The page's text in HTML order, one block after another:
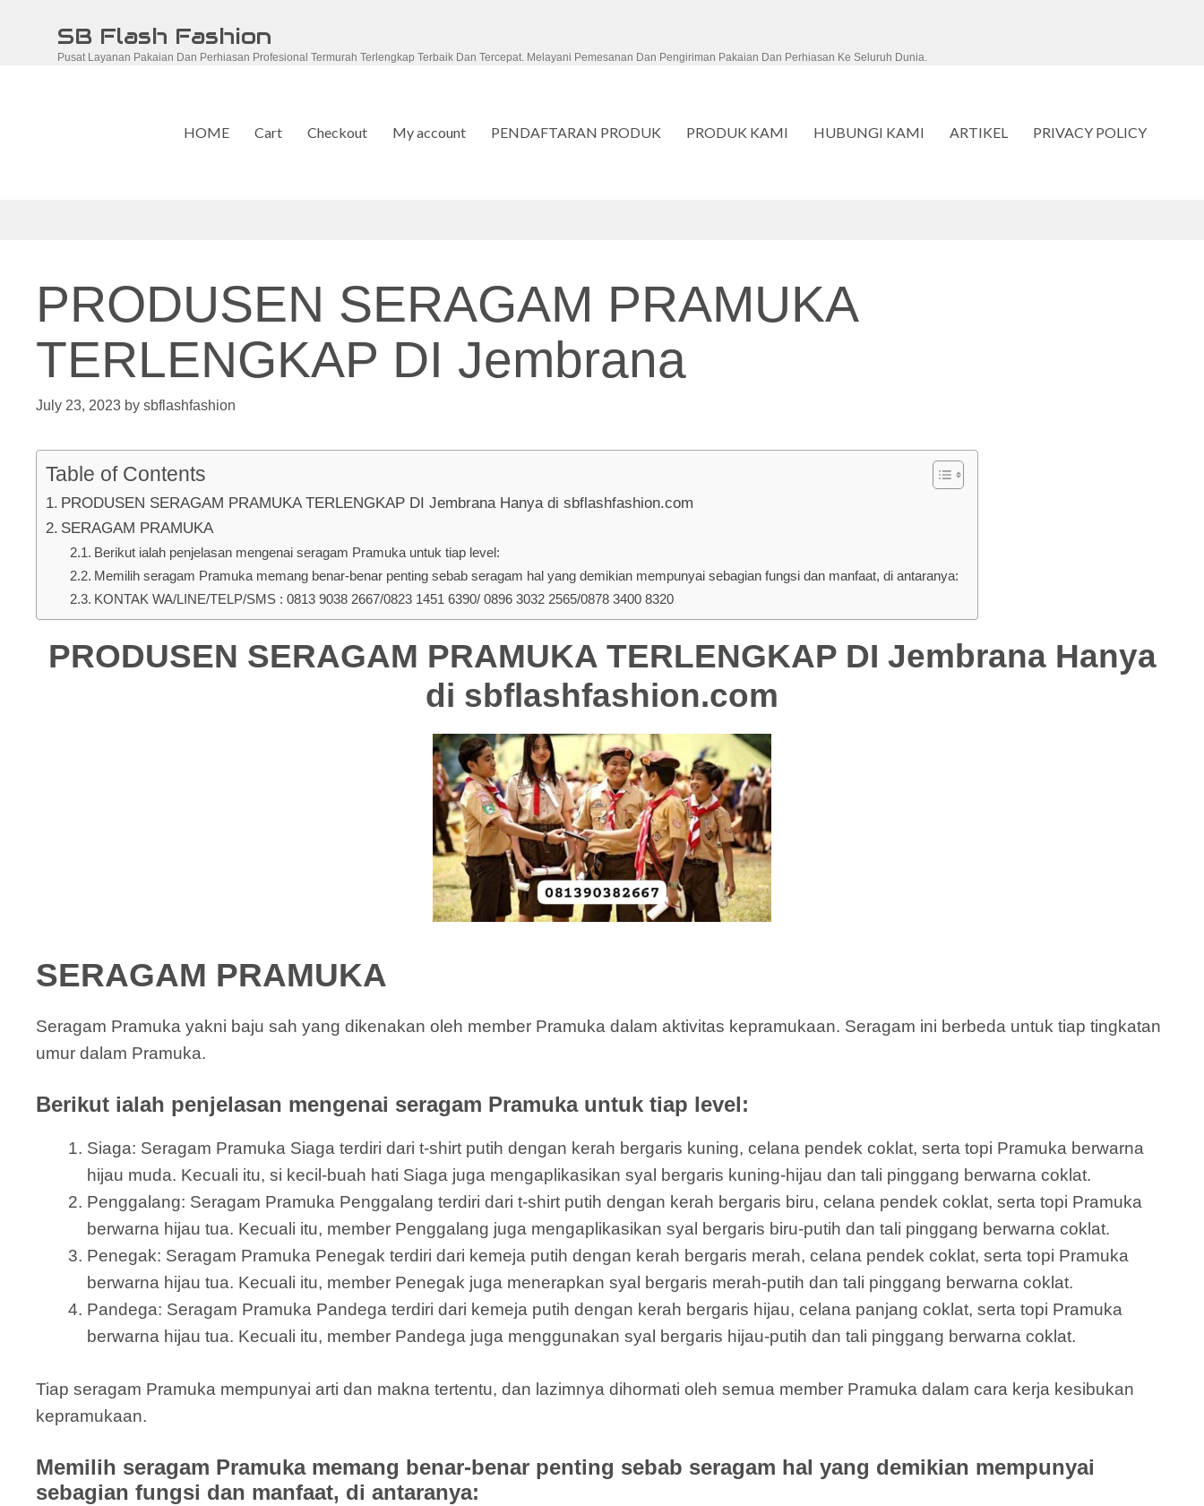
SB Flash Fashion
Pusat Layanan Pakaian Dan Perhiasan Profesional Termurah Terlengkap Terbaik Dan Tercepat. Melayani Pemesanan Dan Pengiriman Pakaian Dan Perhiasan Ke Seluruh Dunia.
HOME Cart Checkout My account PENDAFTARAN PRODUK PRODUK KAMI HUBUNGI KAMI ARTIKEL PRIVACY POLICY
PRODUSEN SERAGAM PRAMUKA
TERLENGKAP DI Jembrana
July 23, 2023 by sbflashfashion
Table of Contents
PRODUSEN SERAGAM PRAMUKA TERLENGKAP DI Jembrana Hanya di sbflashfashion.com
SERAGAM PRAMUKA
Berikut ialah penjelasan mengenai seragam Pramuka untuk tiap level:
Memilih seragam Pramuka memang benar-benar penting sebab seragam hal yang demikian mempunyai sebagian fungsi dan manfaat, di antaranya:
KONTAK WA/LINE/TELP/SMS : 0813 9038 2667/0823 1451 6390/ 0896 3032 2565/0878 3400 8320
PRODUSEN SERAGAM PRAMUKA TERLENGKAP DI Jembrana Hanya
di sbflashfashion.com
SERAGAM PRAMUKA
Seragam Pramuka yakni baju sah yang dikenakan oleh member Pramuka dalam aktivitas kepramukaan. Seragam ini berbeda untuk tiap tingkatan
umur dalam Pramuka.
Berikut ialah penjelasan mengenai seragam Pramuka untuk tiap level:
Siaga: Seragam Pramuka Siaga terdiri dari t-shirt putih dengan kerah bergaris kuning, celana pendek coklat, serta topi Pramuka berwarna
hijau muda. Kecuali itu, si kecil-buah hati Siaga juga mengaplikasikan syal bergaris kuning-hijau dan tali pinggang berwarna coklat.
Penggalang: Seragam Pramuka Penggalang terdiri dari t-shirt putih dengan kerah bergaris biru, celana pendek coklat, serta topi Pramuka
berwarna hijau tua. Kecuali itu, member Penggalang juga mengaplikasikan syal bergaris biru-putih dan tali pinggang berwarna coklat.
Penegak: Seragam Pramuka Penegak terdiri dari kemeja putih dengan kerah bergaris merah, celana pendek coklat, serta topi Pramuka
berwarna hijau tua. Kecuali itu, member Penegak juga menerapkan syal bergaris merah-putih dan tali pinggang berwarna coklat.
Pandega: Seragam Pramuka Pandega terdiri dari kemeja putih dengan kerah bergaris hijau, celana panjang coklat, serta topi Pramuka
berwarna hijau tua. Kecuali itu, member Pandega juga menggunakan syal bergaris hijau-putih dan tali pinggang berwarna coklat.
Tiap seragam Pramuka mempunyai arti dan makna tertentu, dan lazimnya dihormati oleh semua member Pramuka dalam cara kerja kesibukan
kepramukaan.
Memilih seragam Pramuka memang benar-benar penting sebab seragam hal yang demikian mempunyai
sebagian fungsi dan manfaat, di antaranya: